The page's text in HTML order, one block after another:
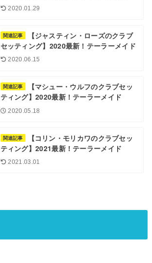
2020.01.29
関連記事
【ジャスティン・ローズのクラブ
セッティング】2020最新！テーラーメイド
2020.06.15
関連記事
【マシュー・ウルフのクラブセッ
ティング】2020最新！テーラーメイド
2020.05.18
関連記事
【コリン・モリカワのクラブセッ
ティング】2021最新！テーラーメイド
2021.03.01